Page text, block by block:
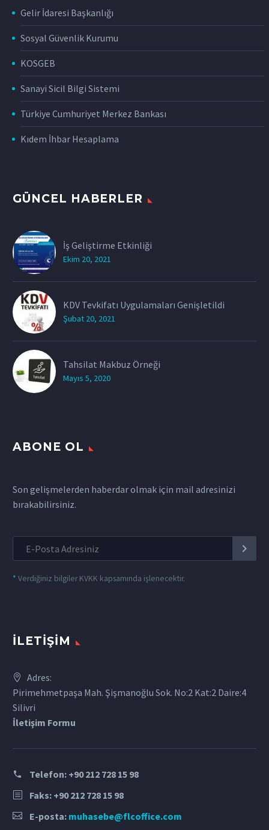
Gelir İdaresi Başkanlığı
Sosyal Güvenlik Kurumu
KOSGEB
Sanayi Sicil Bilgi Sistemi
Türkiye Cumhuriyet Merkez Bankası
Kıdem İhbar Hesaplama
GÜNCEL HABERLER
İş Geliştirme Etkinliği
Ekim 20, 2021
KDV Tevkifatı Uygulamaları Genişletildi
Şubat 20, 2021
Tahsilat Makbuz Örneği
Mayıs 5, 2020
ABONE OL
Son gelişmelerden haberdar olmak için mail adresinizi
bırakabilirsiniz.
* Verdiğiniz bilgiler KVKK kapsamında işlenecektir.
İLETIŞIM
Adres:
Pirimehmetpaşa Mah. Şişmanoğlu Sok. No:2 Kat:2 Daire:4
Silivri
İletişim Formu
Telefon: +90 212 728 15 98
Faks: +90 212 728 15 98
E-posta: muhasebe@flcoffice.com